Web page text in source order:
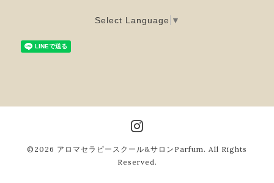
Select Language ▼
©2026 アロマセラピースクール&サロンParfum . All Rights
Reserved.